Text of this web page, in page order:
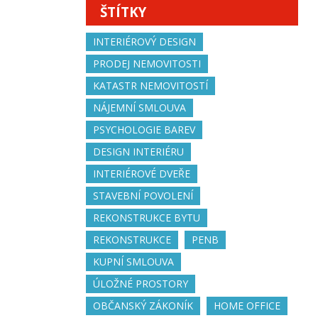
ŠTÍTKY
INTERIÉROVÝ DESIGN
PRODEJ NEMOVITOSTI
KATASTR NEMOVITOSTÍ
NÁJEMNÍ SMLOUVA
PSYCHOLOGIE BAREV
DESIGN INTERIÉRU
INTERIÉROVÉ DVEŘE
STAVEBNÍ POVOLENÍ
REKONSTRUKCE BYTU
REKONSTRUKCE
PENB
KUPNÍ SMLOUVA
ÚLOŽNÉ PROSTORY
OBČANSKÝ ZÁKONÍK
HOME OFFICE